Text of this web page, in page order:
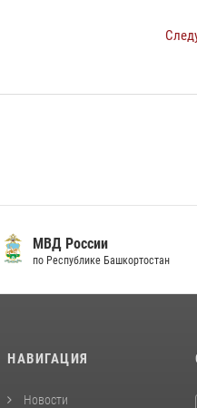
МВД России
по Республике Башкортостан
НАВИГАЦИЯ
Новости